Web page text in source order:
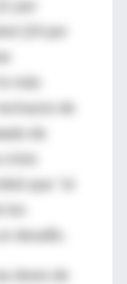
(24 por
más
de
de
que "el
dosis de